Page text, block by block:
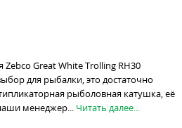
Great White Trolling RH30
для рыбалки, это достаточно
рыболовная катушка, её
менеджер... Читать далее...